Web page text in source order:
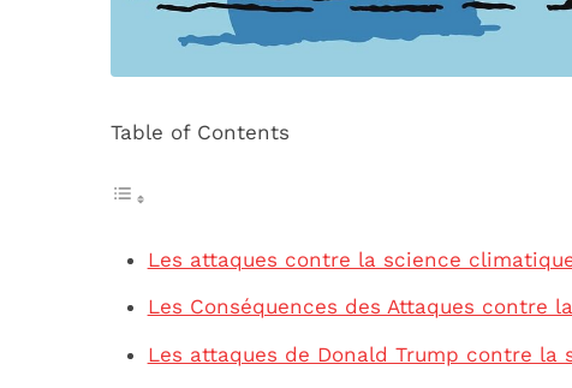
Table of Contents
Les attaques contre la science
Les Conséquences des Attaques contre
Les attaques de Donald Trump contre la